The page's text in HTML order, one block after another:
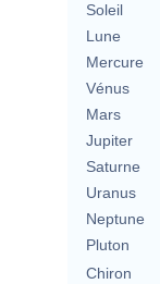
Soleil
Lune
Mercure
Vénus
Mars
Jupiter
Saturne
Uranus
Neptune
Pluton
Chiron